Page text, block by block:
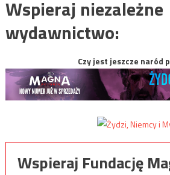
Wspieraj niezależne
wydawnictwo:
Czy jest jeszcze naród
Wspieraj Fundację